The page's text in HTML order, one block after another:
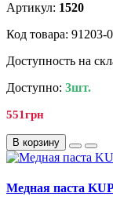
Артикул: 1520
Код товара: 91203-
Доступность на
Доступно: 3шт.
551грн
В корзину
Медная паста